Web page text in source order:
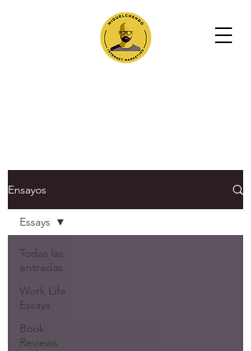
Ensayos
Todas las
entradas
Work Life
Essays
Book
Reviews
Essays